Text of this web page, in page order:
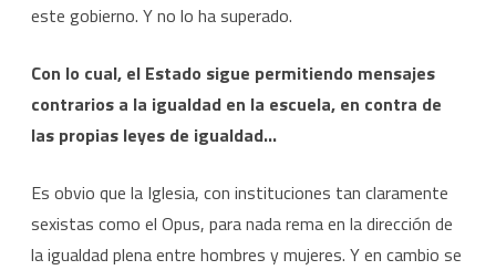
este gobierno. Y no lo ha superado.
Con lo cual, el Estado sigue permitiendo mensajes
contrarios a la igualdad en la escuela, en contra de
las propias leyes de igualdad…
Es obvio que la Iglesia, con instituciones tan claramente
sexistas como el Opus, para nada rema en la dirección de
la igualdad plena entre hombres y mujeres. Y en cambio se